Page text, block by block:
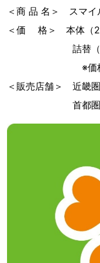
＜商 品 名＞ スマ
＜価 格＞ 本体（
詰替（
※価格は
＜販売店舗＞ 近畿
首都圏ライフ